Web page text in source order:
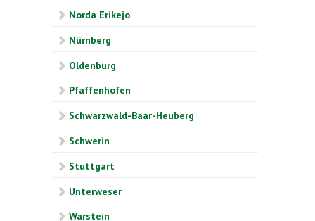
Norda Erikejo
Nürnberg
Oldenburg
Pfaffenhofen
Schwarzwald-Baar-Heuberg
Schwerin
Stuttgart
Unterweser
Warstein